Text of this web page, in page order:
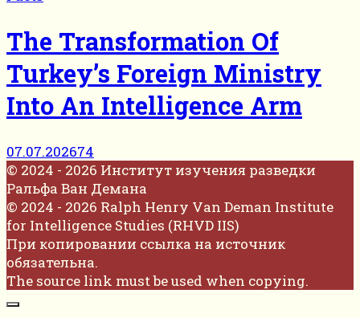
The Transformation Of
Turkey’s Foreign Ministry
Into An Intelligence Arm
07.07.202674
© 2024 - 2026 Институт изучения разведки
Ральфа Ван Демана
© 2024 - 2026 Ralph Henry Van Deman Institute
for Intelligence Studies (RHVD IIS)
При копировании ссылка на источник
обязательна.
The source link must be used when copying.